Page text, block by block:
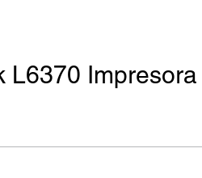
L6370